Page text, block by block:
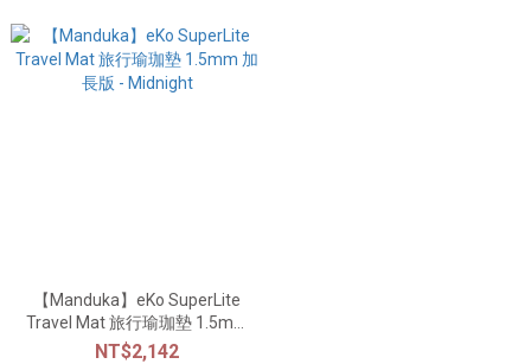
【Manduka】eKo SuperLite
Travel Mat 旅行瑜珈墊 1.5mm
加長版 - Midnight
NT$2,142